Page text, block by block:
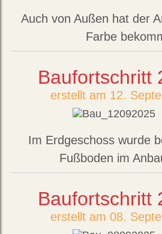
Auch von Außen hat der
Farbe
Baufortschritt
erstellt am 12.
Im Erdgeschoss wurde
Fußboden im
Baufortschritt
erstellt am 08.